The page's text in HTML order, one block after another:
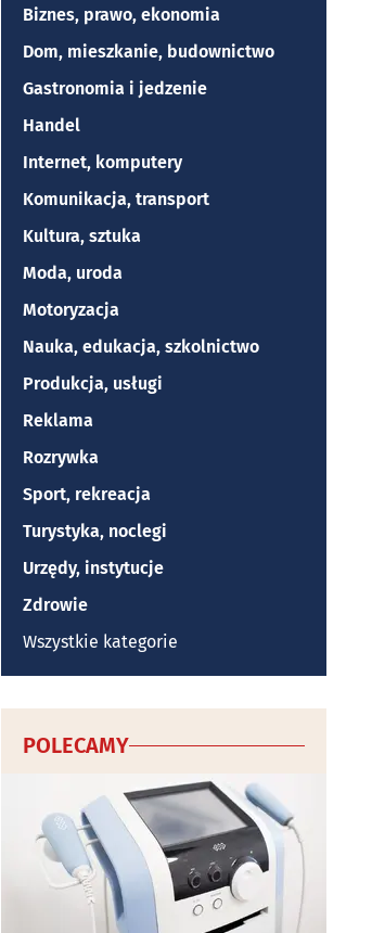
Biznes, prawo, ekonomia
Dom, mieszkanie, budownictwo
Gastronomia i jedzenie
Handel
Internet, komputery
Komunikacja, transport
Kultura, sztuka
Moda, uroda
Motoryzacja
Nauka, edukacja, szkolnictwo
Produkcja, usługi
Reklama
Rozrywka
Sport, rekreacja
Turystyka, noclegi
Urzędy, instytucje
Zdrowie
Wszystkie kategorie
POLECAMY